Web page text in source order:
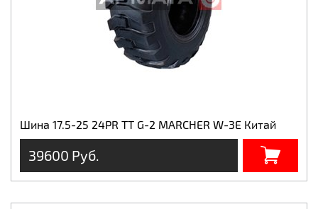
Шина 17.5-25 24PR TT G-2 MARCHER W-3E Китай
39600 Руб.